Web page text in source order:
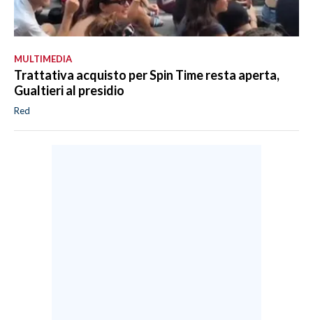
MULTIMEDIA
Trattativa acquisto per Spin Time resta aperta,
Gualtieri al presidio
Red